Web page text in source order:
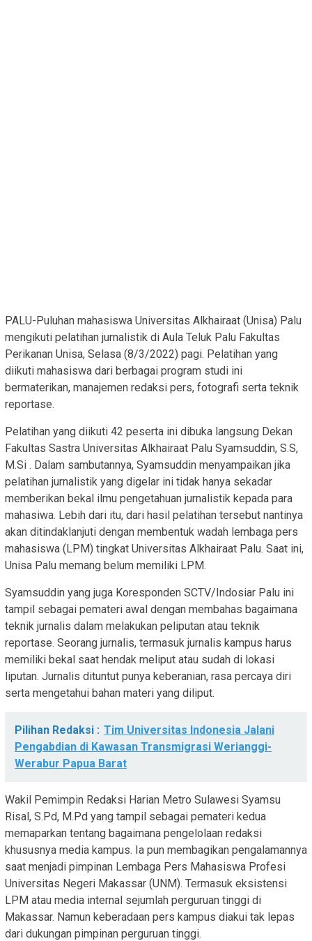
PALU-Puluhan mahasiswa Universitas Alkhairaat (Unisa) Palu
mengikuti pelatihan jurnalistik di Aula Teluk Palu Fakultas
Perikanan Unisa, Selasa (8/3/2022) pagi. Pelatihan yang
diikuti mahasiswa dari berbagai program studi ini
bermaterikan, manajemen redaksi pers, fotografi serta teknik
reportase.
Pelatihan yang diikuti 42 peserta ini dibuka langsung Dekan
Fakultas Sastra Universitas Alkhairaat Palu Syamsuddin, S.S,
M.Si . Dalam sambutannya, Syamsuddin menyampaikan jika
pelatihan jurnalistik yang digelar ini tidak hanya sekadar
memberikan bekal ilmu pengetahuan jurnalistik kepada para
mahasiwa. Lebih dari itu, dari hasil pelatihan tersebut nantinya
akan ditindaklanjuti dengan membentuk wadah lembaga pers
mahasiswa (LPM) tingkat Universitas Alkhairaat Palu. Saat ini,
Unisa Palu memang belum memiliki LPM.
Syamsuddin yang juga Koresponden SCTV/Indosiar Palu ini
tampil sebagai pemateri awal dengan membahas bagaimana
teknik jurnalis dalam melakukan peliputan atau teknik
reportase. Seorang jurnalis, termasuk jurnalis kampus harus
memiliki bekal saat hendak meliput atau sudah di lokasi
liputan. Jurnalis dituntut punya keberanian, rasa percaya diri
serta mengetahui bahan materi yang diliput.
Pilihan Redaksi : Tim Universitas Indonesia Jalani
Pengabdian di Kawasan Transmigrasi Werianggi-
Werabur Papua Barat
Wakil Pemimpin Redaksi Harian Metro Sulawesi Syamsu
Risal, S.Pd, M.Pd yang tampil sebagai pemateri kedua
memaparkan tentang bagaimana pengelolaan redaksi
khususnya media kampus. Ia pun membagikan pengalamannya
saat menjadi pimpinan Lembaga Pers Mahasiswa Profesi
Universitas Negeri Makassar (UNM). Termasuk eksistensi
LPM atau media internal sejumlah perguruan tinggi di
Makassar. Namun keberadaan pers kampus diakui tak lepas
dari dukungan pimpinan perguruan tinggi.